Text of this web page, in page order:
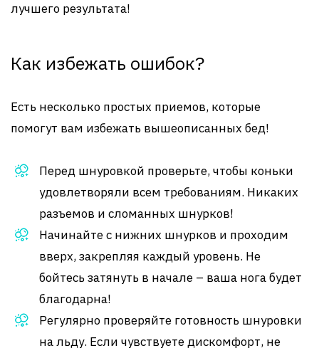
лучшего результата!
Как избежать ошибок?
Есть несколько простых приемов, которые
помогут вам избежать вышеописанных бед!
Перед шнуровкой проверьте, чтобы коньки
удовлетворяли всем требованиям. Никаких
разъемов и сломанных шнурков!
Начинайте с нижних шнурков и проходим
вверх, закрепляя каждый уровень. Не
бойтесь затянуть в начале – ваша нога будет
благодарна!
Регулярно проверяйте готовность шнуровки
на льду. Если чувствуете дискомфорт, не